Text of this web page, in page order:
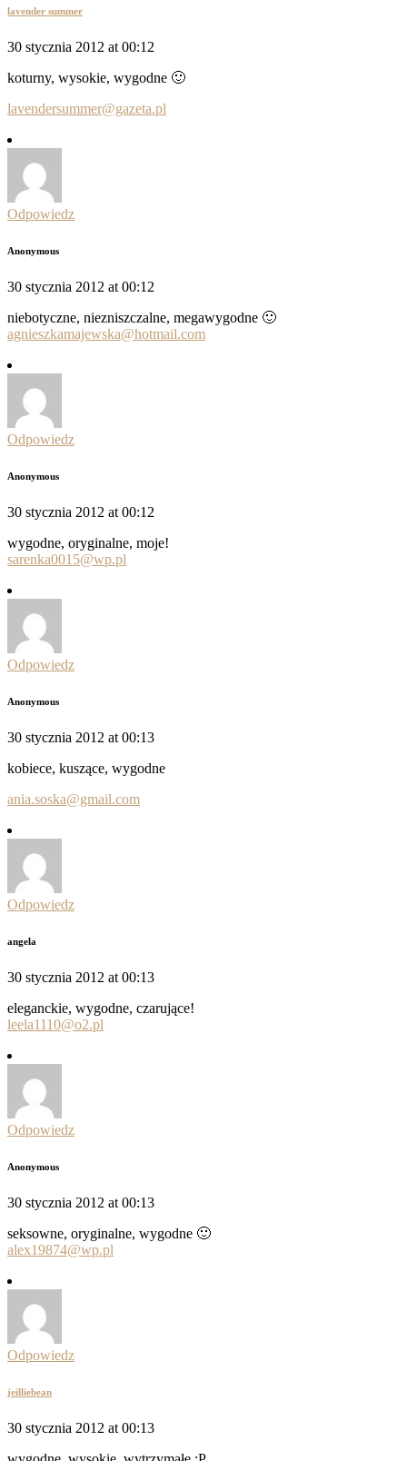
lavender summer
30 stycznia 2012 at 00:12
koturny, wysokie, wygodne 🙂
lavendersummer@gazeta.pl
Odpowiedz
Anonymous
30 stycznia 2012 at 00:12
niebotyczne, niezniszczalne, megawygodne 🙂
agnieszkamajewska@hotmail.com
Odpowiedz
Anonymous
30 stycznia 2012 at 00:12
wygodne, oryginalne, moje!
sarenka0015@wp.pl
Odpowiedz
Anonymous
30 stycznia 2012 at 00:13
kobiece, kuszące, wygodne
ania.soska@gmail.com
Odpowiedz
angela
30 stycznia 2012 at 00:13
eleganckie, wygodne, czarujące!
leela1110@o2.pl
Odpowiedz
Anonymous
30 stycznia 2012 at 00:13
seksowne, oryginalne, wygodne 🙂
alex19874@wp.pl
Odpowiedz
jeilliebean
30 stycznia 2012 at 00:13